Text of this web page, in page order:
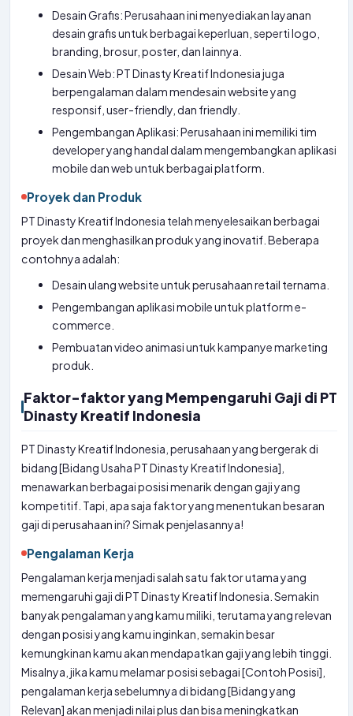
Desain Grafis: Perusahaan ini menyediakan layanan
desain grafis untuk berbagai keperluan, seperti logo,
branding, brosur, poster, dan lainnya.
Desain Web: PT Dinasty Kreatif Indonesia juga
berpengalaman dalam mendesain website yang
responsif, user-friendly, dan friendly.
Pengembangan Aplikasi: Perusahaan ini memiliki tim
developer yang handal dalam mengembangkan aplikasi
mobile dan web untuk berbagai platform.
Proyek dan Produk
PT Dinasty Kreatif Indonesia telah menyelesaikan berbagai
proyek dan menghasilkan produk yang inovatif. Beberapa
contohnya adalah:
Desain ulang website untuk perusahaan retail ternama.
Pengembangan aplikasi mobile untuk platform e-
commerce.
Pembuatan video animasi untuk kampanye marketing
produk.
Faktor-faktor yang Mempengaruhi Gaji di PT
Dinasty Kreatif Indonesia
PT Dinasty Kreatif Indonesia, perusahaan yang bergerak di
bidang [Bidang Usaha PT Dinasty Kreatif Indonesia],
menawarkan berbagai posisi menarik dengan gaji yang
kompetitif. Tapi, apa saja faktor yang menentukan besaran
gaji di perusahaan ini? Simak penjelasannya!
Pengalaman Kerja
Pengalaman kerja menjadi salah satu faktor utama yang
memengaruhi gaji di PT Dinasty Kreatif Indonesia. Semakin
banyak pengalaman yang kamu miliki, terutama yang relevan
dengan posisi yang kamu inginkan, semakin besar
kemungkinan kamu akan mendapatkan gaji yang lebih tinggi.
Misalnya, jika kamu melamar posisi sebagai [Contoh Posisi],
pengalaman kerja sebelumnya di bidang [Bidang yang
Relevan] akan menjadi nilai plus dan bisa meningkatkan